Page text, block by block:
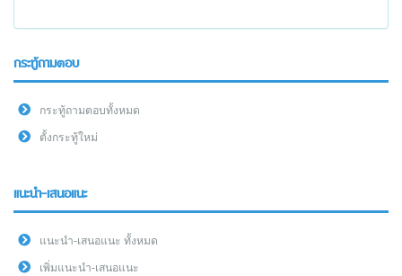
กระทู้ถามตอบ
กระทู้ถามตอบทั้งหมด
ตั้งกระทู้ใหม่
แนะนำ-เสนอแนะ
แนะนำ-เสนอแนะ ทั้งหมด
เพิ่มแนะนำ-เสนอแนะ